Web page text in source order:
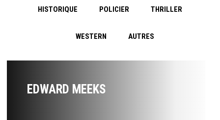
HISTORIQUE POLICIER THRILLER
WESTERN AUTRES
EDWARD MEEKS